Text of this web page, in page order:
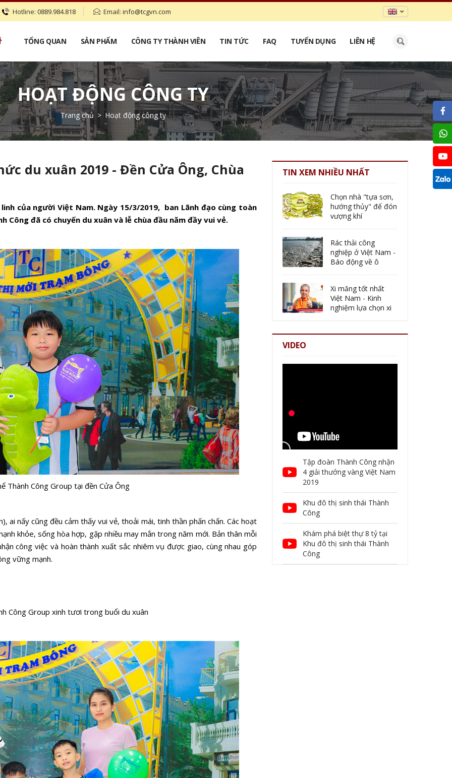
Hotline: 0889.984.818 Email: info@tcgvn.com
TỔNG QUAN SẢN PHẨM CÔNG TY THÀNH VIÊN TIN TỨC FAQ TUYỂN DỤNG LIÊN HỆ
HOẠT ĐỘNG CÔNG TY
Trang chủ > Hoạt động công ty
du xuân 2019 - Đền Cửa Ông, Chùa
của người Việt Nam. Ngày 15/3/2019, ban Lãnh đạo cùng toàn
Công đã có chuyến du xuân và lễ chùa đầu năm đầy vui vẻ.
Thành Công Group tại đền Cửa Ông
ai nấy cũng đều cảm thấy vui vẻ, thoải mái, tinh thần phấn chấn. Các hoạt
khỏe, sống hòa hợp, gặp nhiều may mắn trong năm mới. Bản thân mỗi
công việc và hoàn thành xuất sắc nhiêm vụ được giao, cùng nhau góp
vững mạnh.
Công Group xinh tươi trong buổi du xuân
TIN XEM NHIỀU NHẤT
Chọn nhà "tựa sơn,
hướng thủy" để đón
vượng khí
Rác thải công
nghiệp ở Việt Nam -
Báo động về ô
Xi măng tốt nhất
Việt Nam - Kinh
nghiệm lựa chọn xi
VIDEO
Tập đoàn Thành Công nhận
4 giải thưởng vàng Việt Nam
2019
Khu đô thị sinh thái Thành
Công
Khám phá biệt thự 8 tỷ tại
Khu đô thị sinh thái Thành
Công